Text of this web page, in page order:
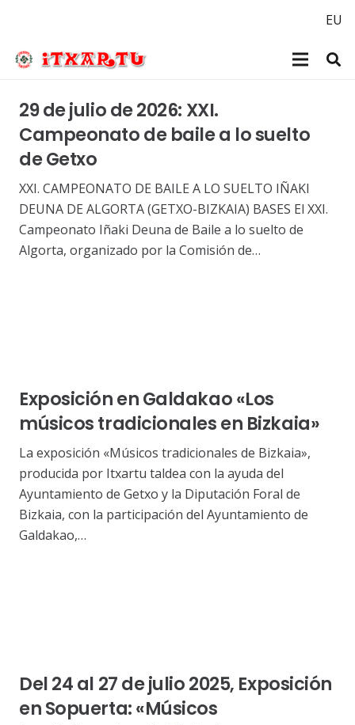
EU
29 de julio de 2026: XXI.
Campeonato de baile a lo suelto
de Getxo
XXI. CAMPEONATO DE BAILE A LO SUELTO IÑAKI
DEUNA DE ALGORTA (GETXO-BIZKAIA) BASES El XXI.
Campeonato Iñaki Deuna de Baile a lo suelto de
Algorta, organizado por la Comisión de…
Exposición en Galdakao «Los
músicos tradicionales en Bizkaia»
La exposición «Músicos tradicionales de Bizkaia»,
producida por Itxartu taldea con la ayuda del
Ayuntamiento de Getxo y la Diputación Foral de
Bizkaia, con la participación del Ayuntamiento de
Galdakao,…
Del 24 al 27 de julio 2025, Exposición
en Sopuerta: «Músicos